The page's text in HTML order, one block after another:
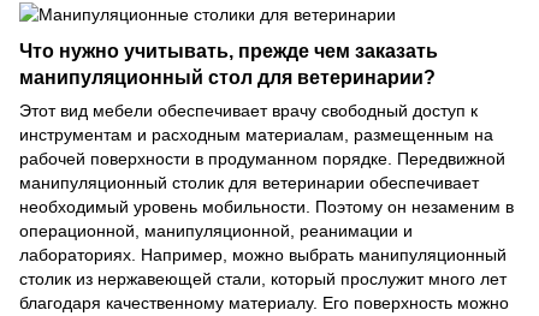
Что нужно учитывать, прежде чем заказать
манипуляционный стол для ветеринарии?
Этот вид мебели обеспечивает врачу свободный доступ к
инструментам и расходным материалам, размещенным на
рабочей поверхности в продуманном порядке. Передвижной
манипуляционный столик для ветеринарии обеспечивает
необходимый уровень мобильности. Поэтому он незаменим в
операционной, манипуляционной, реанимации и
лабораториях. Например, можно выбрать манипуляционный
столик из нержавеющей стали, который прослужит много лет
благодаря качественному материалу. Его поверхность можно